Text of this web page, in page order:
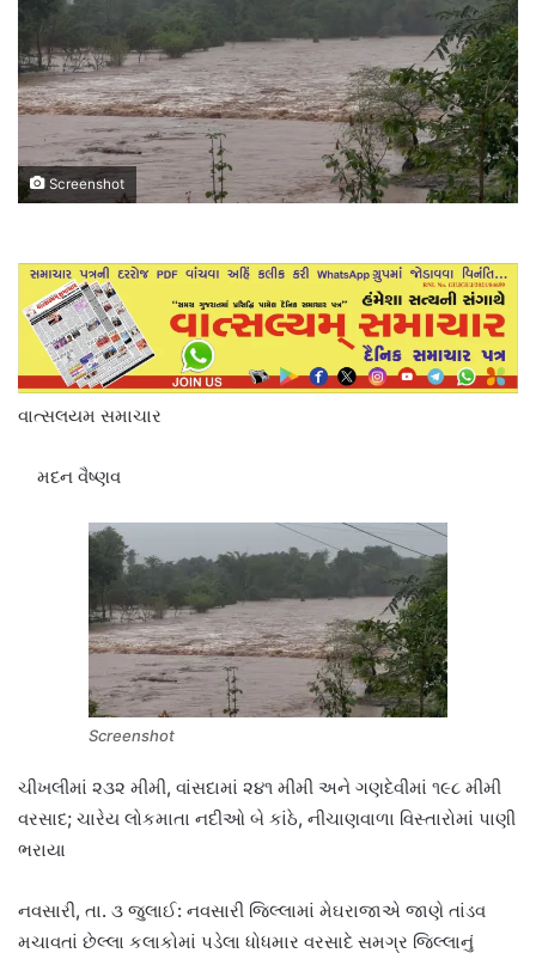
Screenshot
વાત્સલયમ સમાચાર
મદન વૈષ્ણવ
Screenshot
ચીખલીમાં ૨૩૨ મીમી, વાંસદામાં ૨૪૧ મીમી અને ગણદેવીમાં ૧૯૮ મીમી
વરસાદ; ચારેય લોકમાતા નદીઓ બે કાંઠે, નીચાણવાળા વિસ્તારોમાં પાણી
ભરાયા
નવસારી, તા. ૩ જુલાઈ: નવસારી જિલ્લામાં મેઘરાજાએ જાણે તાંડવ
મચાવતાં છેલ્લા કલાકોમાં પડેલા ધોધમાર વરસાદે સમગ્ર જિલ્લાનું